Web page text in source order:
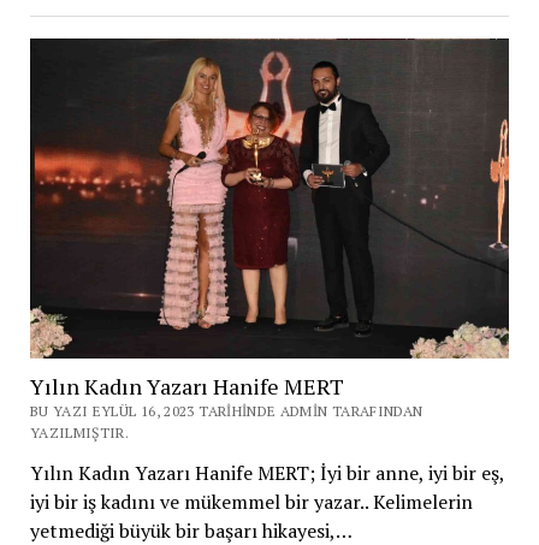
Yılın Kadın Yazarı Hanife MERT
BU YAZI EYLÜL 16, 2023 TARIHINDE ADMIN TARAFINDAN
YAZILMIŞTIR.
Yılın Kadın Yazarı Hanife MERT; İyi bir anne, iyi bir eş,
iyi bir iş kadını ve mükemmel bir yazar.. Kelimelerin
yetmediği büyük bir başarı hikayesi,…